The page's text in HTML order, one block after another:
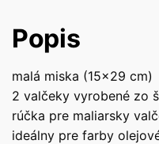
;
rúčka
100
/
O6
mm
Popis
malá miska (15×29 cm)
2 valčeky vyrobené zo
rúčka pre maliarsky
ideálny pre farby